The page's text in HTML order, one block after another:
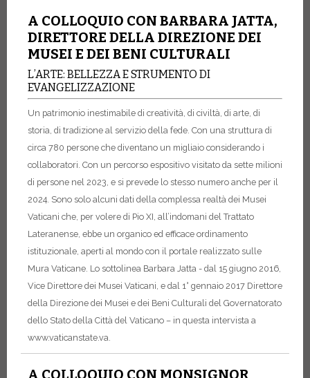
A COLLOQUIO CON BARBARA JATTA,
DIRETTORE DELLA DIREZIONE DEI
MUSEI E DEI BENI CULTURALI
L’ARTE: BELLEZZA E STRUMENTO DI
EVANGELIZZAZIONE
Un patrimonio inestimabile di creatività, di civiltà, di arte, di
storia, di tradizione al servizio della fede. Con una struttura di
circa 780 persone che diventano un migliaio considerando i
collaboratori. Con un percorso espositivo visitato da sette milioni
di persone nel 2023, e si prevede lo stesso numero anche per il
2024. Sono solo alcuni dati della complessa realtà dei Musei
Vaticani che, per volere di Pio XI, all’indomani del Trattato
Lateranense, ebbe un organico ed efficace ordinamento
istituzionale, aperti al mondo con il portale realizzato sulle
Mura Vaticane. Lo sottolinea Barbara Jatta - dal 15 giugno 2016,
Vice Direttore dei Musei Vaticani, e dal 1° gennaio 2017 Direttore
della Direzione dei Musei e dei Beni Culturali del Governatorato
dello Stato della Città del Vaticano – in questa intervista a
www.vaticanstate.va.
A COLLOQUIO CON MONSIGNOR